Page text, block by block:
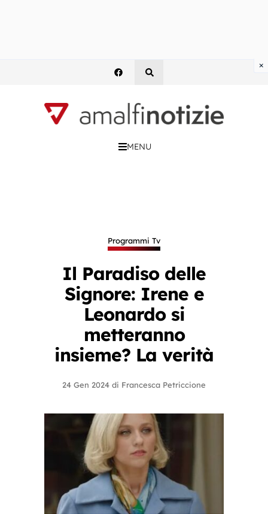
MENU
Programmi Tv
Il Paradiso delle
Signore: Irene e
Leonardo si
metteranno
insieme? La verità
24 Gen 2024 di Francesca Petriccione
×